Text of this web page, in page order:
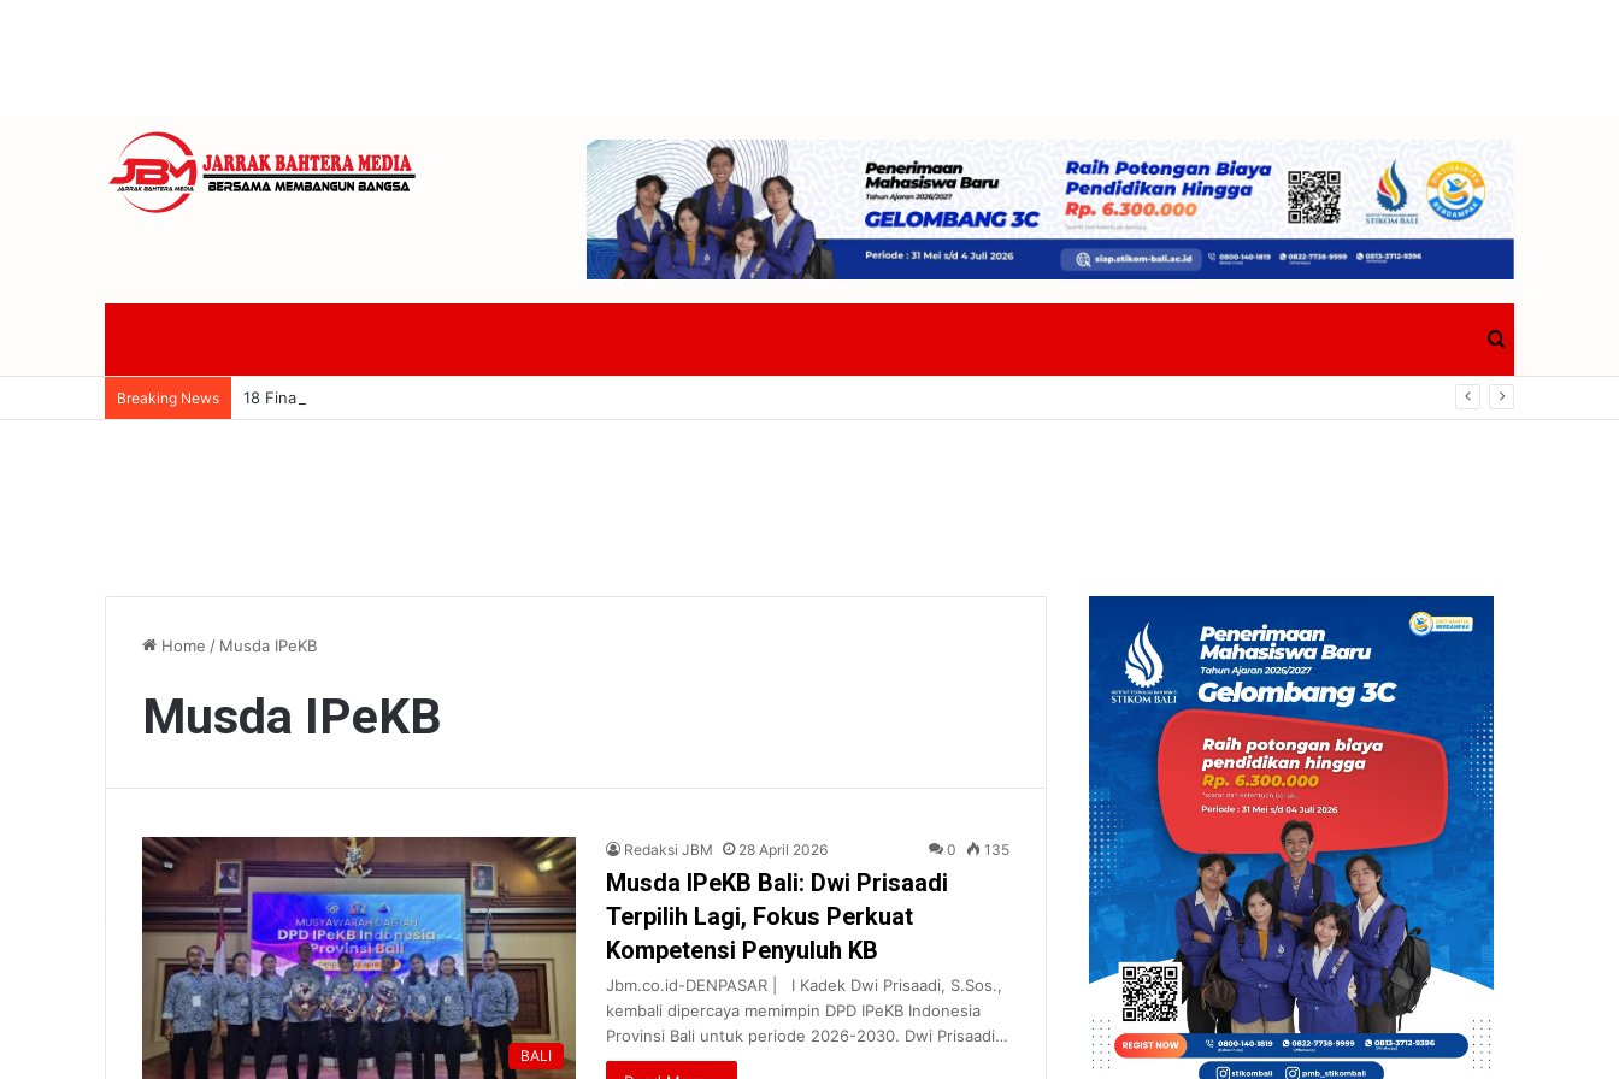
for
Breaking News 18 Finalis Jegeg Bagus Bali 2026 Bersaing Tekankan Budaya Dan Pariwisata Berkelanjutan
Home / Musda IPeKB
Musda IPeKB
BALI
Redaksi JBM 28 April 2026 0 135
Musda IPeKB Bali: Dwi Prisaadi
Terpilih Lagi, Fokus Perkuat
Kompetensi Penyuluh KB
Jbm.co.id-DENPASAR | I Kadek Dwi Prisaadi, S.Sos.,
kembali dipercaya memimpin DPD IPeKB Indonesia
Provinsi Bali untuk periode 2026-2030. Dwi Prisaadi…